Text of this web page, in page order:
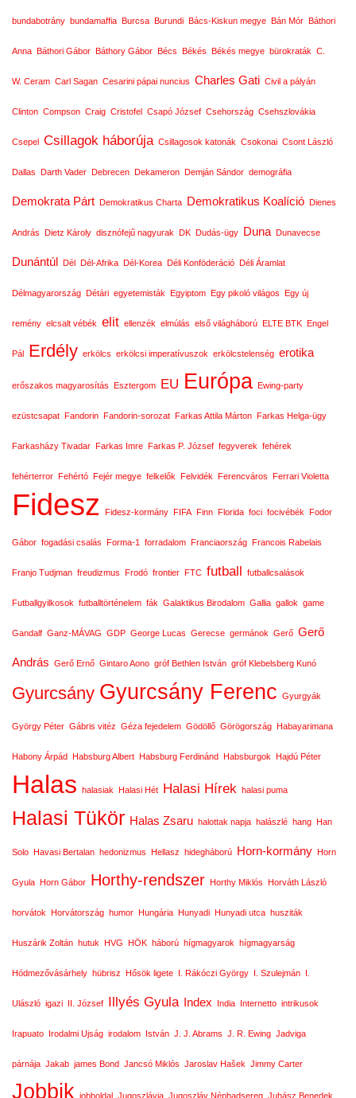
bundabotrány bundamaffia Burcsa Burundi Bács-Kiskun megye Bán Mór Báthori
Anna Báthori Gábor Báthory Gábor Bécs Békés Békés megye bürokraták C.
W. Ceram Carl Sagan Cesarini pápai nuncius Charles Gati Civil a pályán
Clinton Compson Craig Cristofel Csapó József Csehország Csehszlovákia
Csepel Csillagok háborúja Csillagosok katonák Csokonai Csont László
Dallas Darth Vader Debrecen Dekameron Demján Sándor demográfia
Demokrata Párt Demokratikus Charta Demokratikus Koalíció Dienes
András Dietz Károly disznófejű nagyurak DK Dudás-ügy Duna Dunavecse
Dunántúl Dél Dél-Afrika Dél-Korea Déli Konföderáció Déli Áramlat
Délmagyarország Détári egyetemisták Egyiptom Egy pikoló világos Egy új
remény elcsalt vébék elit ellenzék elmúlás első világháború ELTE BTK Engel
Pál Erdély erkölcs erkölcsi imperatívuszok erkölcstelenség erotika
erőszakos magyarosítás Esztergom EU Európa Ewing-party
ezüstcsapat Fandorin Fandorin-sorozat Farkas Attila Márton Farkas Helga-ügy
Farkasházy Tivadar Farkas Imre Farkas P. József fegyverek fehérek
fehérterror Fehértó Fejér megye felkelők Felvidék Ferencváros Ferrari Violetta
Fidesz Fidesz-kormány FIFA Finn Florida foci focivébék Fodor
Gábor fogadási csalás Forma-1 forradalom Franciaország Francois Rabelais
Franjo Tudjman freudizmus Frodó frontier FTC futball futballcsalások
Futballgyilkosok futballtörténelem fák Galaktikus Birodalom Gallia gallok game
Gandalf Ganz-MÁVAG GDP George Lucas Gerecse germánok Gerő Gerő
András Gerő Ernő Gintaro Aono gróf Bethlen István gróf Klebelsberg Kunó
Gyurcsány Gyurcsány Ferenc Gyurgyák
György Péter Gábris vitéz Géza fejedelem Gödöllő Görögország Habayarimana
Habony Árpád Habsburg Albert Habsburg Ferdinánd Habsburgok Hajdú Péter
Halas halasiak Halasi Hét Halasi Hírek halasi puma
Halasi Tükör Halas Zsaru halottak napja halászlé hang Han
Solo Havasi Bertalan hedonizmus Hellasz hidegháború Horn-kormány Horn
Gyula Horn Gábor Horthy-rendszer Horthy Miklós Horváth László
horvátok Horvátország humor Hungária Hunyadi Hunyadi utca husziták
Huszárik Zoltán hutuk HVG HÖK háború hígmagyarok hígmagyarság
Hódmezővásárhely hübrisz Hősök ligete I. Rákóczi György I. Szulejmán I.
Ulászló igazi II. József Illyés Gyula Index India Internetto intrikusok
Irapuato Irodalmi Ujság irodalom István J. J. Abrams J. R. Ewing Jadviga
párnája Jakab james Bond Jancsó Miklós Jaroslav Hašek Jimmy Carter
Jobbik jobboldal Jugoszlávia Jugoszláv Néphadsereg Juhász Benedek